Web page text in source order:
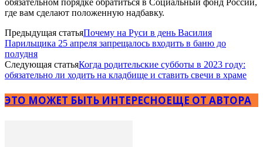
где вам сделают положенную надбавку.
Предыдущая статьяПочему на Руси в день Василия
Парильщика 25 апреля запрещалось входить в баню до
полудня
Следующая статьяКогда родительские субботы в 2023 году:
обязательно ли ходить на кладбище и ставить свечи в храме
ЭТО МОЖЕТ БЫТЬ ИНТЕРЕСНОЕЩЕ ОТ АВТОРА